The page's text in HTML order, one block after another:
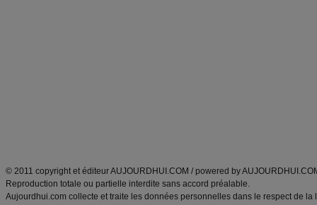
© 2011 copyright et éditeur AUJOURDHUI.COM / powered by
Reproduction totale ou partielle interdite sans accord préalable.
Aujourdhui.com collecte et traite les données personnelles dans le respect de